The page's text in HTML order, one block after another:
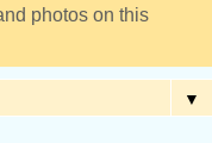
photos on this
▼